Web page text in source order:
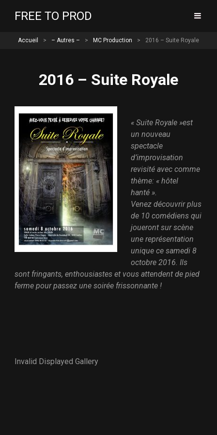
FREE TO PROD
Accueil > – Autres – > MC Production > 2016 – Suite Royale
2016 – Suite Royale
« Suite Royale »est
un nouveau
spectacle
d’improvisation
revisité avec comme
thème: « hôtel
hanté ».
Venez découvrir plus
de 10 comédiens qui
joueront sur scène
une représentation
unique ce samedi 8
octobre 2016. Ils
sont fringants, enthousiastes et vous attendent de pied
ferme pour passez une soirée frissonnante !
Invalid Displayed Gallery